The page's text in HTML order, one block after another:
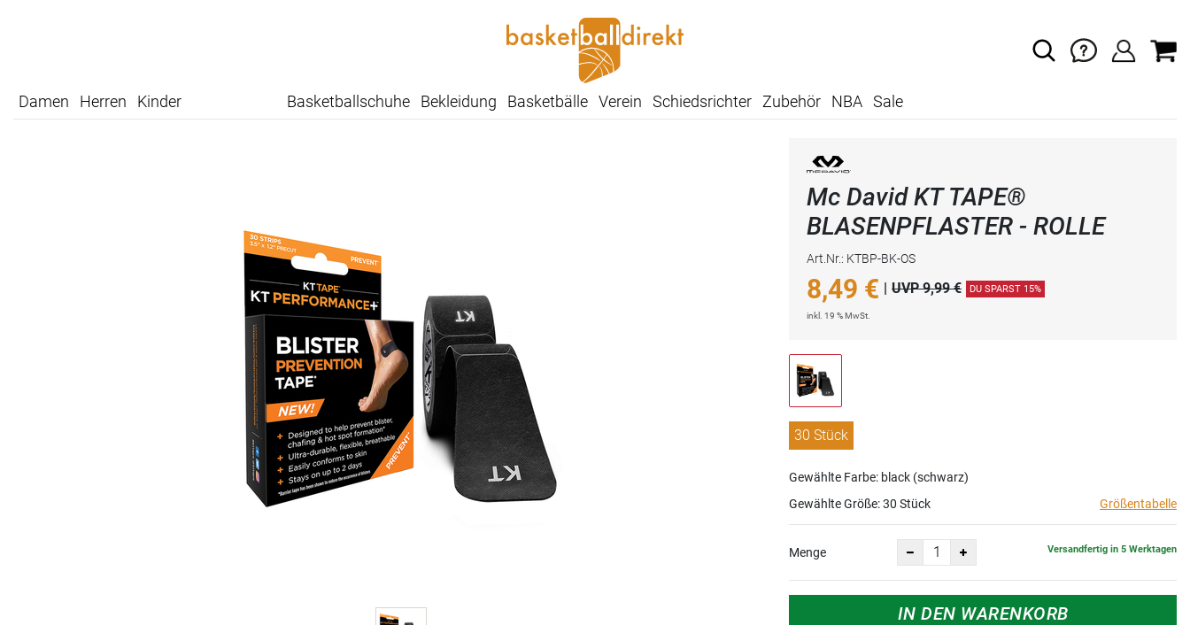
Damen Herren Kinder Basketballschuhe Bekleidung Basketbälle Verein Schiedsrichter Zubehör NBA Sale
Mc David KT TAPE®
BLASENPFLASTER - ROLLE
Art.Nr.: KTBP-BK-OS
8,49 € | UVP 9,99 € DU SPARST 15%
inkl. 19 % MwSt.
30 Stück
Gewählte Farbe: black (schwarz)
Gewählte Größe:30 Stück Größentabelle
Menge Versandfertig in 5 Werktagen
IN DEN WARENKORB